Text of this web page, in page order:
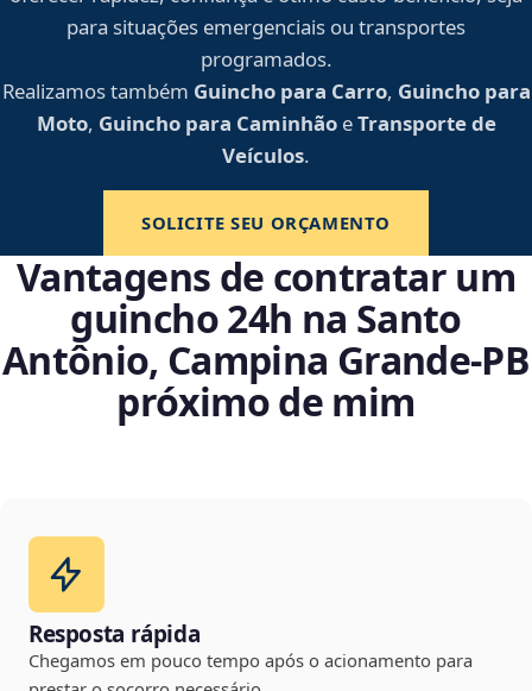
para situações emergenciais ou transportes
programados.
Realizamos também Guincho para Carro, Guincho para
Moto, Guincho para CaminhãoeTransporte de
Veículos.
SOLICITE SEU ORÇAMENTO
Vantagens de contratar um
guincho 24h na Santo
Antônio, Campina Grande‑PB
próximo de mim
Resposta rápida
Chegamos em pouco tempo após o acionamento para